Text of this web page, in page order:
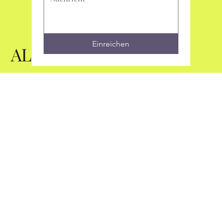
ALC Einreichen